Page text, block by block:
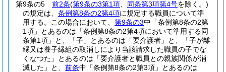
第9条の5
前2条(第9条の3第1項 同条第3項第4号を除く。)
の規定は、 条例第8条の2第4項に規定する職員について準
用する。
この場合において、 第9条の3中「条例第8条の2第
1項」とあるのは「条例第8条の2第4項において準用する同
条第1項」と、「子」とあるのは「要介護者」と、「子が離
縁又は養子縁組の取消しにより当該請求した職員の子でな
くなつた」とあるのは「要介護者と職員との親族関係が消
滅した」と、 前条中「条例第8条の2第3項」とあるのは